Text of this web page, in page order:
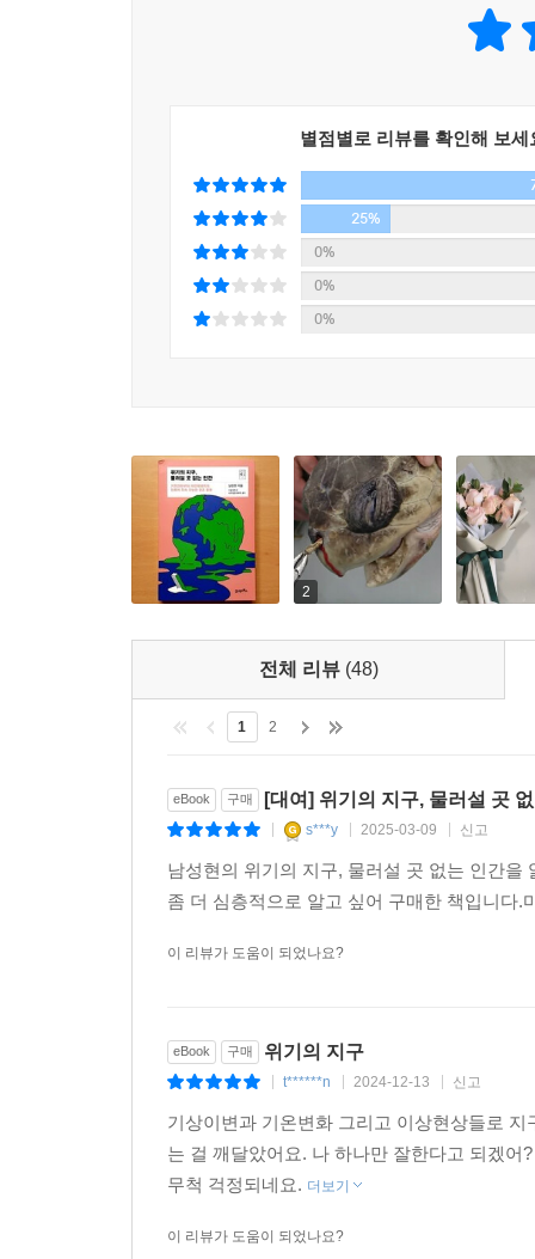
기후변화로 인해 지구의 균형이 무너지면서 생
책에서 자연 현상과 재해, 재난, 재앙을 구분하
정정해주고 현재에 닥친 위기의 심각성을 꾸준하
하지만 지구의 균형이 무너짐에 따라 재해의 영
대처로 논란이 되었던 경주 지진과 2017년 수능
다음 세대가 해결해야 할 미래가 아닌 지금 당장
일상의 패러다임을 바꾼 ‘플라스틱기’
시대는 인류의 역사를 바꾼 도구의 발명에 따라
심지어는 총기까지 우리의 일상에서 매우 많은
지난 70년간 전 세계에서 약 40억 톤의 플라스틱
썩지 않은 채 그대로 지구에 쌓여 있다. 플라스
폐플라스틱으로 대표되는 환경오염을 비롯, 태
별점별로 리뷰를 확인해 보세
25%
0%
0%
0%
2
전체 리뷰 (48)
1 2
eBook 구매 [대여] 위기의 지구, 물러설 곳
s***y 2025-03-09 신고
남성현의 위기의 지구, 물러설 곳 없는 인간
좀 더 심층적으로 알고 싶어 구매한 책입니다
이 리뷰가 도움이 되었나요?
eBook 구매 위기의 지구
t******n 2024-12-13 신고
기상이변과 기온변화 그리고 이상현상들로
는 걸 깨달았어요. 나 하나만 잘한다고 되겠
무척 걱정되네요. 더보기
이 리뷰가 도움이 되었나요?